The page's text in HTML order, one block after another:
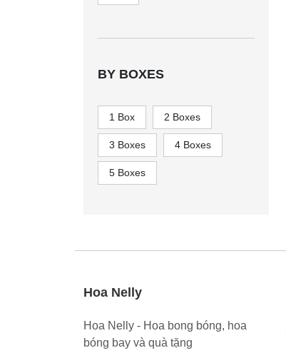
BY BOXES
1 Box 2 Boxes
3 Boxes 4 Boxes
5 Boxes
Hoa Nelly
Hoa Nelly - Hoa bong bóng, hoa
bóng bay và quà tặng